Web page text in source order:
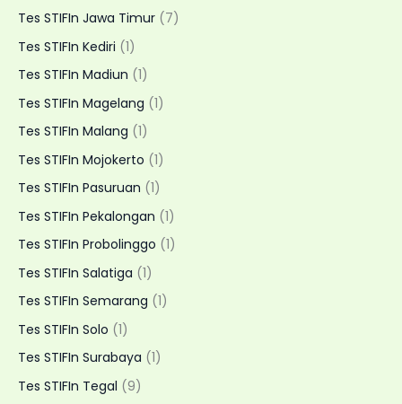
Tes STIFIn Jawa Timur (7)
Tes STIFIn Kediri (1)
Tes STIFIn Madiun (1)
Tes STIFIn Magelang (1)
Tes STIFIn Malang (1)
Tes STIFIn Mojokerto (1)
Tes STIFIn Pasuruan (1)
Tes STIFIn Pekalongan (1)
Tes STIFIn Probolinggo (1)
Tes STIFIn Salatiga (1)
Tes STIFIn Semarang (1)
Tes STIFIn Solo (1)
Tes STIFIn Surabaya (1)
Tes STIFIn Tegal (9)